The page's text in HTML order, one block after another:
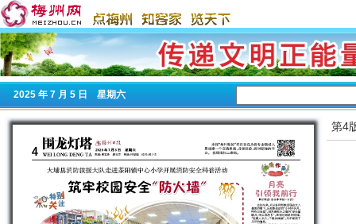
2025 年 7 月 5 日 星期六
第4